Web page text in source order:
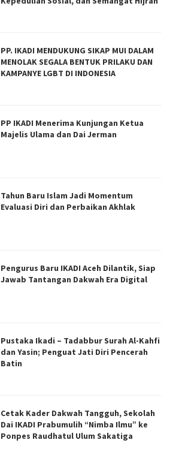
PP. IKADI MENDUKUNG SIKAP MUI DALAM
MENOLAK SEGALA BENTUK PRILAKU DAN
KAMPANYE LGBT DI INDONESIA
PP IKADI Menerima Kunjungan Ketua
Majelis Ulama dan Dai Jerman
Tahun Baru Islam Jadi Momentum
Evaluasi Diri dan Perbaikan Akhlak
Pengurus Baru IKADI Aceh Dilantik, Siap
Jawab Tantangan Dakwah Era Digital
Pustaka Ikadi – Tadabbur Surah Al-Kahfi
dan Yasin; Penguat Jati Diri Pencerah
Batin
Cetak Kader Dakwah Tangguh, Sekolah
Dai IKADI Prabumulih “Nimba Ilmu” ke
Ponpes Raudhatul Ulum Sakatiga